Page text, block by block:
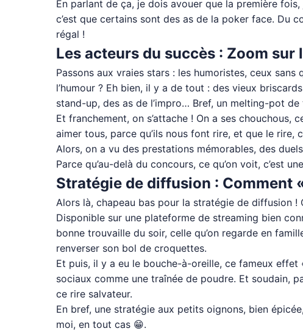
En parlant de ça, je dois avouer que la première
c’est que certains sont des as de la poker face. Du
régal !
Les acteurs du succès : Zoom
Passons aux vraies stars : les humoristes, ceux
l’humour ? Eh bien, il y a de tout : des vieux
stand-up, des as de l’impro… Bref, un melting-pot
Et franchement, on s’attache ! On a ses chouchous,
aimer tous, parce qu’ils nous font rire, et que le rire,
Alors, on a vu des prestations mémorables, des
Parce qu’au-delà du concours, ce qu’on voit, c’est
Stratégie de diffusion : Comment
Alors là, chapeau bas pour la stratégie de diffusion
Disponible sur une plateforme de streaming bien
bonne trouvaille du soir, celle qu’on regarde en
renverser son bol de croquettes.
Et puis, il y a eu le bouche-à-oreille, ce fameux effet
sociaux comme une traînée de poudre. Et soudain,
ce rire salvateur.
En bref, une stratégie aux petits oignons, bien
moi, en tout cas 😁.